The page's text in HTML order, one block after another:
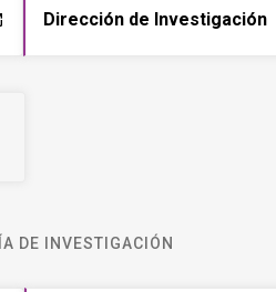
Dirección de Investigación
DE INVESTIGACIÓN